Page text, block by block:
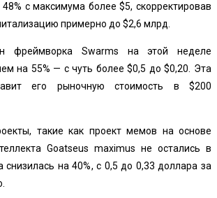
с максимума более $5, скорректировав
примерно до $2,6 млрд.
фреймворка Swarms на этой неделе
на 55% — с чуть более $0,5 до $0,20. Эта
его рыночную стоимость в $200
такие как проект мемов на основе
Goatseus maximus не остались в
снизилась на 40%, с 0,5 до 0,33 доллара за